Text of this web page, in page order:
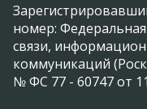
номер:
связи,
коммуникаций
№ ФС 77 - 60747 от